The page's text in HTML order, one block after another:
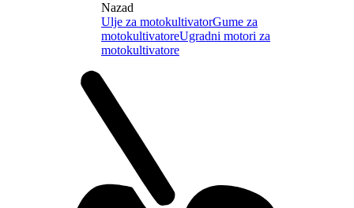
Nazad
Ulje za motokultivatorGume za
motokultivatoreUgradni motori za
motokultivatore